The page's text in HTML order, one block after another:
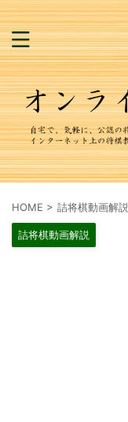
HOME > 詰将棋動画解説
詰将棋動画解説